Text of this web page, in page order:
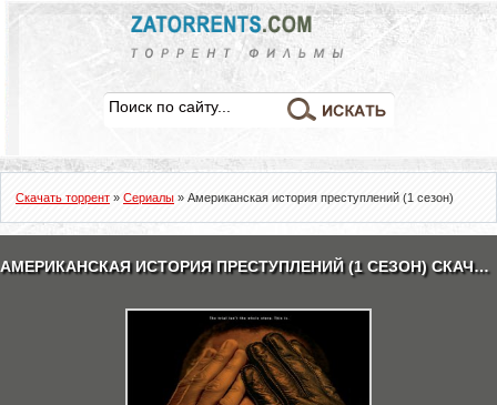
Скачать торрент » Сериалы » Американская история преступлений (1 сезон)
АМЕРИКАНСКАЯ ИСТОРИЯ ПРЕСТУПЛЕНИЙ (1 СЕЗОН) СКАЧАТЬ ТОРРЕНТ